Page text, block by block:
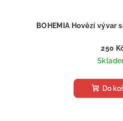
BOHEMIA Hovězí vývar
250
Do